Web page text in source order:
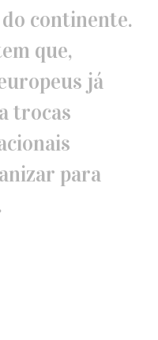
continente.
que,
já
trocas
para